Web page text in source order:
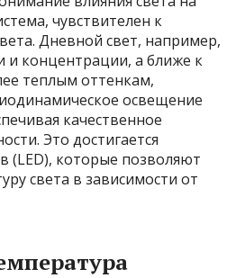
чувствителен к
Дневной свет, например,
и концентрации, а ближе к
теплым оттенкам,
освещение
качественное
Это достигается
(LED), которые позволяют
света в зависимости от